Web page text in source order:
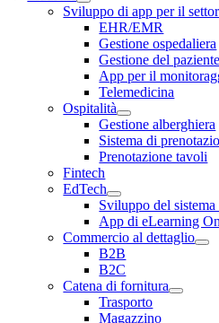
Sviluppo di app per il
EHR/EMR
Gestione ospedaliera
Gestione del paziente
App per il
Telemedicina
Ospitalità
Gestione alberghiera
Sistema di
Prenotazione tavoli
Fintech
EdTech
Sviluppo del
App di eLearning
Commercio al dettaglio
B2B
B2C
Catena di fornitura
Trasporto
Magazzino